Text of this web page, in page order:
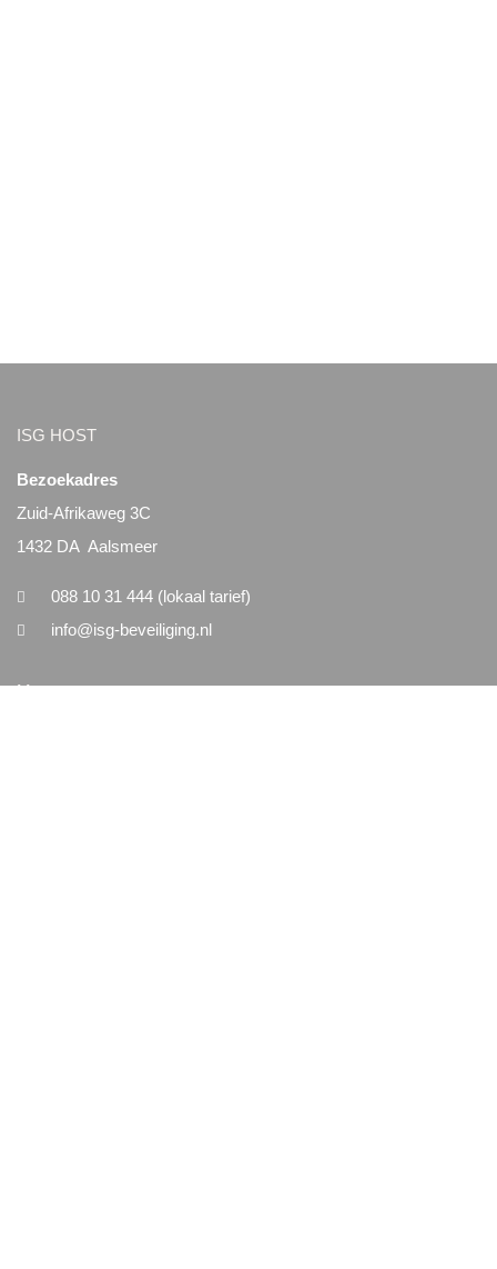
ISG HOST
Bezoekadres
Zuid-Afrikaweg 3C
1432 DA Aalsmeer
088 10 31 444 (lokaal tarief)
info@isg-beveiliging.nl
Menu